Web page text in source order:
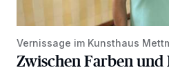
Vernissage im Kunsthaus
Zwischen Farben und